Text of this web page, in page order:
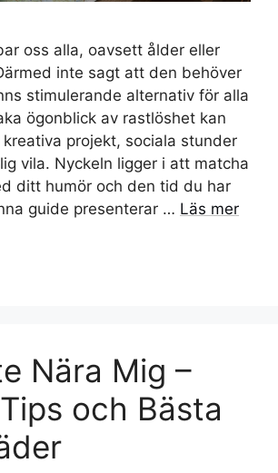
oss alla, oavsett ålder eller
inte sagt att den behöver
stimulerande alternativ för alla
ögonblick av rastlöshet kan
projekt, sociala stunder
vila. Nyckeln ligger i att matcha
ditt humör och den tid du har
guide presenterar … Läs mer
Nära Mig –
och Bästa